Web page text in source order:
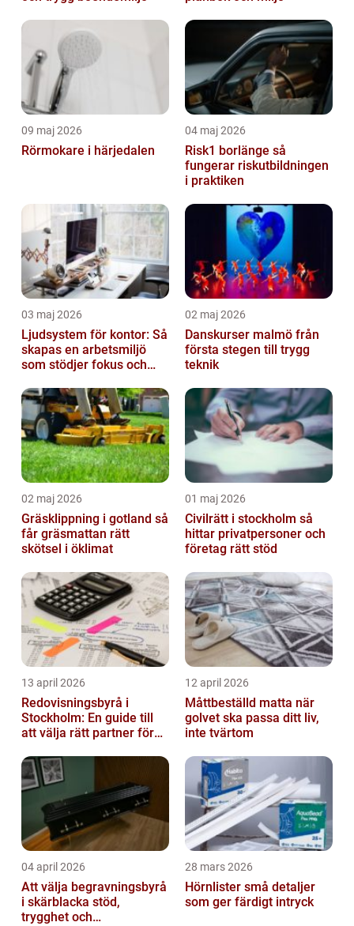
09 maj 2026
Rörmokare i härjedalen
04 maj 2026
Risk1 borlänge så
fungerar riskutbildningen
i praktiken
03 maj 2026
Ljudsystem för kontor: Så
skapas en arbetsmiljö
som stödjer fokus och
02 maj 2026
Danskurser malmö från
första stegen till trygg
teknik
02 maj 2026
Gräsklippning i gotland så
får gräsmattan rätt
skötsel i öklimat
01 maj 2026
Civilrätt i stockholm så
hittar privatpersoner och
företag rätt stöd
13 april 2026
Redovisningsbyrå i
Stockholm: En guide till
att välja rätt partner för
12 april 2026
Måttbeställd matta när
golvet ska passa ditt liv,
inte tvärtom
04 april 2026
Att välja begravningsbyrå
i skärblacka stöd,
trygghet och
28 mars 2026
Hörnlister små detaljer
som ger färdigt intryck